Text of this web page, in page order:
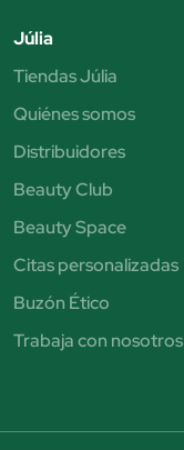
Júlia
Tiendas Júlia
Quiénes somos
Distribuidores
Beauty Club
Beauty Space
Citas personalizadas
Buzón Ético
Trabaja con nosotros